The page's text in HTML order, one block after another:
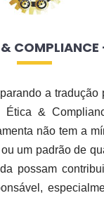
COMPLIANCE
a tradução
Ética &
não tem a
um padrão de
possam